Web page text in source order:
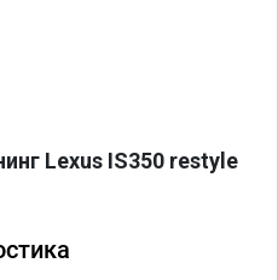
Lexus IS350 restyle